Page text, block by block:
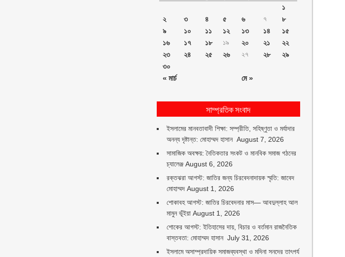
« মার্চ মে »
১
২
৩ ৪ ৫ ৬ ৭
৮
৯
১০ ১১ ১২ ১৩ ১৪
১৫
১৬
১৭ ১৮ ১৯ ২০ ২১
২২
২৩
২৪ ২৫ ২৬ ২৭ ২৮
২৯
৩০
সাম্প্রতিক সংবাদ
ইসলামের মানবতাবাদী শিক্ষা: সম্প্রীতি, সহিষ্ণুতা ও মর্যাদার
অনন্য দৃষ্টান্ত: মোহাম্মদ হাসান August 7, 2026
সামাজিক অবক্ষয়: নৈতিকতার সংকট ও মানবিক সমাজ গঠনের
চ্যালেঞ্জ August 6, 2026
রক্তঝরা আগস্ট: জাতির জন্য চিরবেদনাদায়ক স্মৃতি: জাবেদ
মোহাম্মদ August 1, 2026
শোকাবহ আগস্ট: জাতির চিরবেদনার মাস— আবদুল্লাহ আল
মামুন ভূঁইয়া August 1, 2026
শোকের আগস্ট: ইতিহাসের দায়, বিচার ও বর্তমান রাজনৈতিক
বাস্তবতা: মোহাম্মদ হাসান July 31, 2026
ইসলামে অসাম্প্রদায়িক সমাজব্যবস্থা ও মদিনা সনদের তাৎপর্য